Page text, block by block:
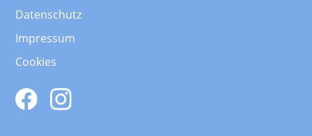
Datenschutz
Impressum
Cookies